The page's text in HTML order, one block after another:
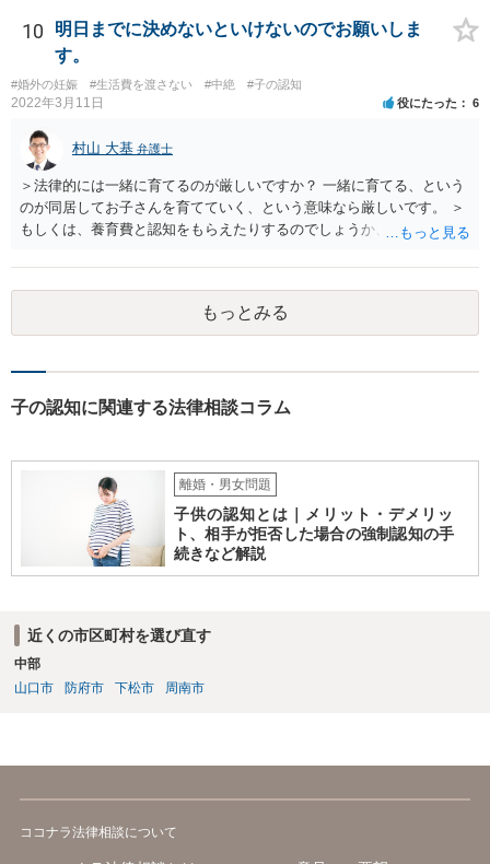
いのであれば、調停や訴訟をするしかないかと思います。
10
明日までに決めないといけないのでお願いしま
す。
#婚外の妊娠 #生活費を渡さない #中絶 #子の認知
2022年3月11日 役にたった 6
村山 大基 弁護士
＞法律的には一緒に育てるのが厳しいですか？ 一緒に育てる、という
のが同居してお子さんを育てていく、という意味なら厳しいです。 ＞
もしくは、養育費と認知をもらえたりするのでしょうか、 相手が認知
す。 また、認知されたことを前提に、父親として子を養う義務があり
ますので、 養育費を請求できます。 ただ、極端な話相手に収入がなか
ったり、行方不明だったりすると、実際上の回収が難しい可能性はあ
ります。
もっとみる
子の認知に関連する法律相談コラム
離婚・男女問題
子供の認知とは｜メリット・デメリッ
ト、相手が拒否した場合の強制認知の手
続きなど解説
近くの市区町村を選び直す
中部
山口市
防府市 下松市 周南市
ココナラ法律相談について